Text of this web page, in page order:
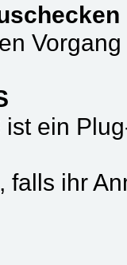
ist ein
falls ihr